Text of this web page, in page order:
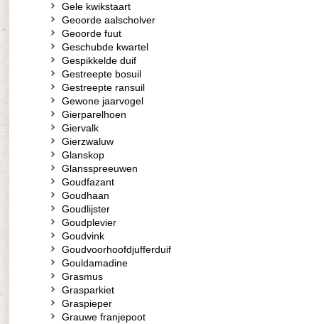
Gele kwikstaart
Geoorde aalscholver
Geoorde fuut
Geschubde kwartel
Gespikkelde duif
Gestreepte bosuil
Gestreepte ransuil
Gewone jaarvogel
Gierparelhoen
Giervalk
Gierzwaluw
Glanskop
Glansspreeuwen
Goudfazant
Goudhaan
Goudlijster
Goudplevier
Goudvink
Goudvoorhoofdjufferduif
Gouldamadine
Grasmus
Grasparkiet
Graspieper
Grauwe franjepoot